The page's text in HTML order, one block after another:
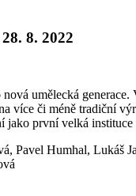
8. 2022
umělecká
více či méně tradiční
jako první velká
Humhal, Lukáš